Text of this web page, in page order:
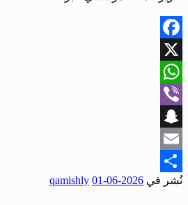
Facebook
X
WhatsApp
Viber
Snapchat
Email
Share
نُشر في 2026-06-01
qamishly